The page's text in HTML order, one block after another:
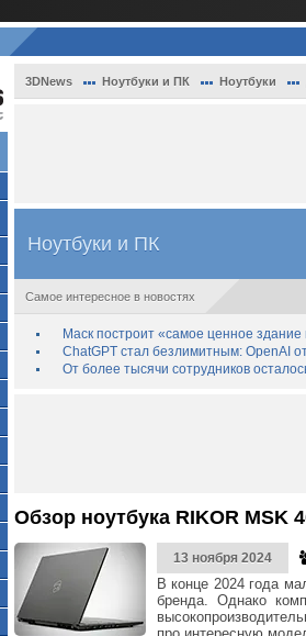
3DNews Ноутбуки и ПК Ноутбуки
Ноутбуки и ПК
Самое интересное в новостях
Маск построит «самое ценное
ChatGPT стал безлимитным: OpenAI
От более тысячи сотрудников
Обзор ноутбука RIKOR MSK
13 ноября 2024
В конце 2024 года
бренда. Однако